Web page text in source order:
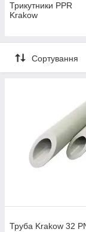
Трикутники PPR
Krakow
Сортування
Труба Krakow 32